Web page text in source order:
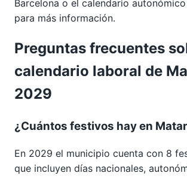
Barcelona o el calendario
para más información.
Preguntas frecuentes
calendario laboral de
2029
¿Cuántos festivos hay en
En 2029 el municipio cuenta con 8
que incluyen días nacionales,